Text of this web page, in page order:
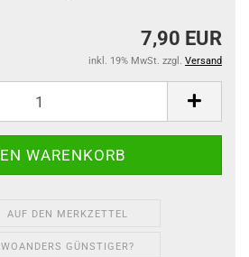
7,90 EUR
inkl. 19% MwSt. zzgl. Versand
AUF DEN MERKZETTEL
WOANDERS GÜNSTIGER?